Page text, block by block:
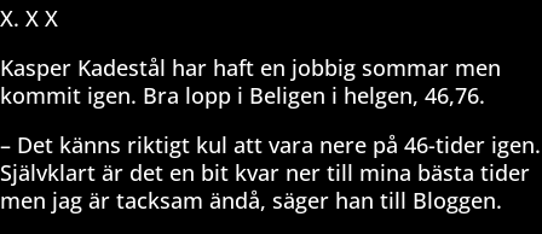
X. X X
Kasper Kadestål har haft en jobbig sommar men
kommit igen. Bra lopp i Beligen i helgen, 46,76.
– Det känns riktigt kul att vara nere på 46-tider igen.
Självklart är det en bit kvar ner till mina bästa tider
men jag är tacksam ändå, säger han till Bloggen.